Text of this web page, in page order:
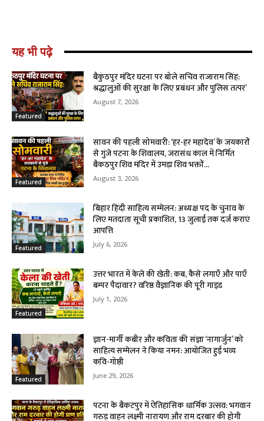
यह भी पढ़े
Featured
बैकुंठपुर मंदिर घटना पर बोले सचिव राजाराम सिंह:
श्रद्धालुओं की सुरक्षा के लिए प्रबंधन और पुलिस तत्पर’
August 7, 2026
Featured
सावन की पहली सोमवारी: ‘हर-हर महादेव’ के जयकारों
से गुंजे पटना के शिवालय, जरासंध काल में निर्मित
बैकठपुर शिव मंदिर में उमड़ा शिव भक्तों...
August 3, 2026
Featured
बिहार हिंदी साहित्य सम्मेलन: अध्यक्ष पद के चुनाव के
लिए मतदाता सूची प्रकाशित, 13 जुलाई तक दर्ज कराएं
आपत्ति
July 6, 2026
Featured
उत्तर भारत में केले की खेती: कब, कैसे लगाएँ और पाएँ
बम्पर पैदावार? वरिष्ठ वैज्ञानिक की पूरी गाइड
July 1, 2026
Featured
ज्ञान-मार्गी कबीर और कविता की संज्ञा ‘नागार्जुन’ को
साहित्य सम्मेलन ने किया नमन: आयोजित हुई भव्य
कवि-गोष्ठी
June 29, 2026
पटना के बैकटपुर में ऐतिहासिक धार्मिक उत्सव: भगवान
गरुड़ वाहन लक्ष्मी नारायण और राम दरबार की होगी